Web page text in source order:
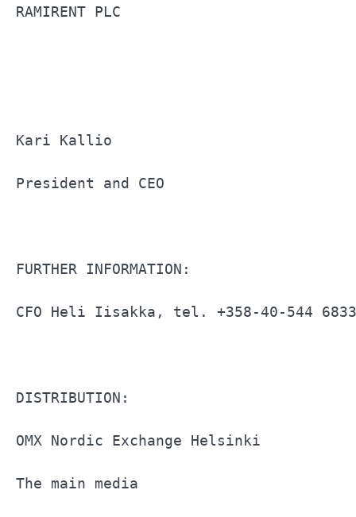
Kari
FURTHER
CFO Heli Iisakka,
OMX Nordic
The